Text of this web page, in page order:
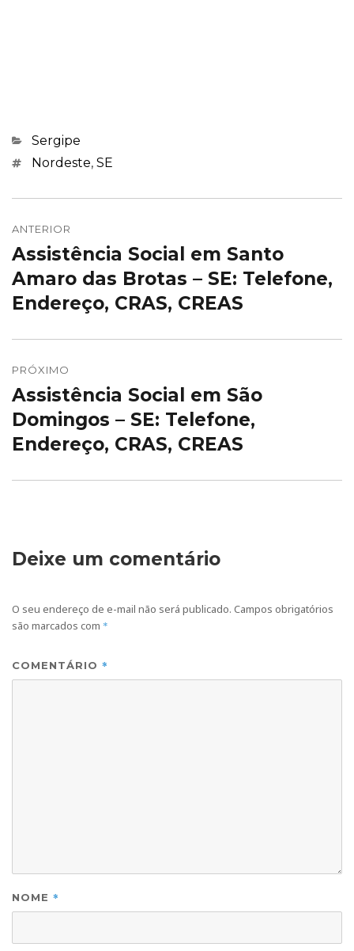
Categorias
Sergipe
Marcações
Nordeste, SE
de
Post
ANTERIOR
Post
anterior:
Assistência Social em Santo
Amaro das Brotas – SE: Telefone,
Endereço, CRAS, CREAS
PRÓXIMO
Próximo
post:
Assistência Social em São
Domingos – SE: Telefone,
Endereço, CRAS, CREAS
Deixe um comentário
O seu endereço de e-mail não será publicado. Campos obrigatórios
são marcados com *
COMENTÁRIO *
NOME *